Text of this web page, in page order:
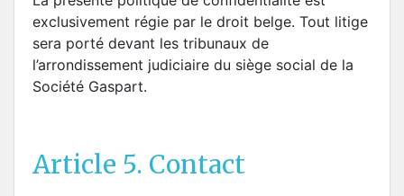
exclusivement régie par le droit belge. Tout litige
sera porté devant les tribunaux de
l’arrondissement judiciaire du siège social de la
Société Gaspart.
Article 5. Contact